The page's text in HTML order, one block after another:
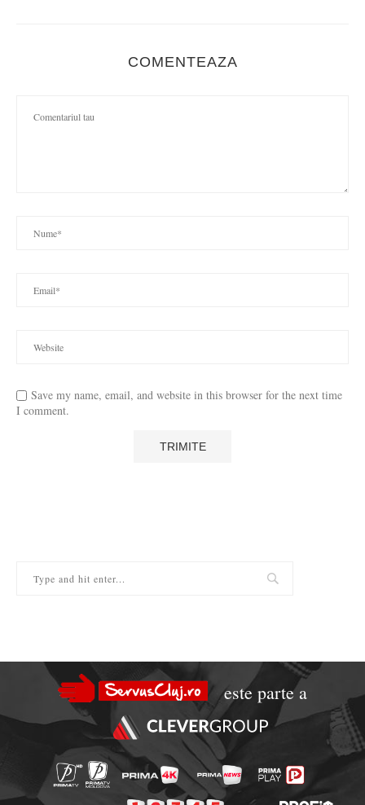
COMENTEAZA
Save my name, email, and website in this browser for the next time
I comment.
este parte a